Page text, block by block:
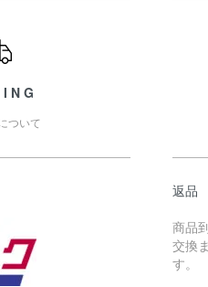
ついて
返品
商品
交換
す。